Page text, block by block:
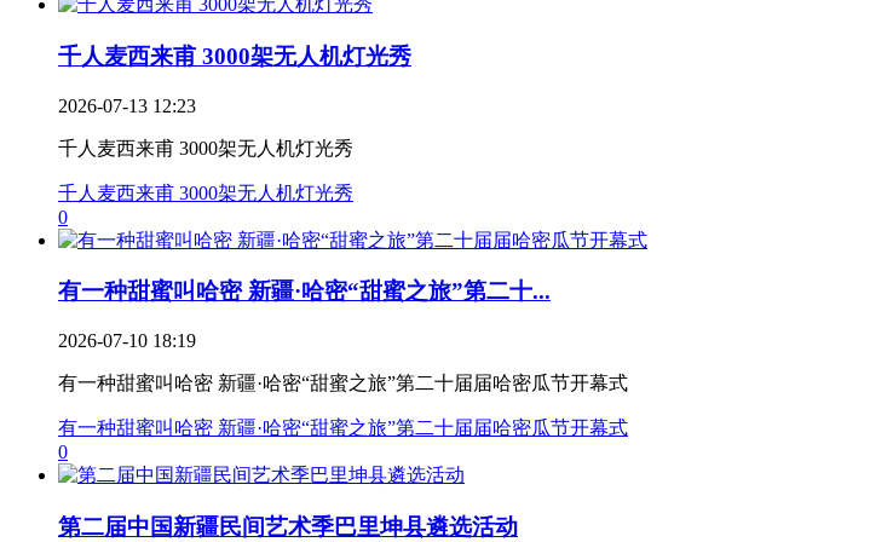
千人麦西来甫 3000架无人机灯光秀
2026-07-13 12:23
千人麦西来甫 3000架无人机灯光秀
千人麦西来甫 3000架无人机灯光秀
0
有一种甜蜜叫哈密 新疆·哈密“甜蜜之旅”第二十...
2026-07-10 18:19
有一种甜蜜叫哈密 新疆·哈密“甜蜜之旅”第二十届届哈密瓜节开幕式
有一种甜蜜叫哈密 新疆·哈密“甜蜜之旅”第二十届届哈密瓜节开幕式
0
第二届中国新疆民间艺术季巴里坤县遴选活动